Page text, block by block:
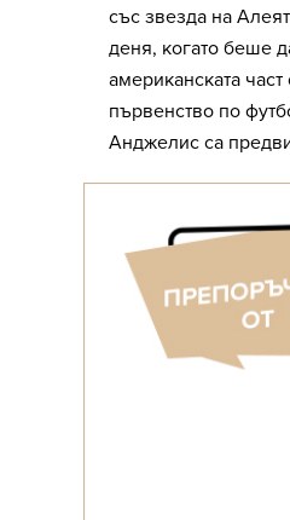
със звезда на
деня, когато беше
американската
първенство по
Анджелис са